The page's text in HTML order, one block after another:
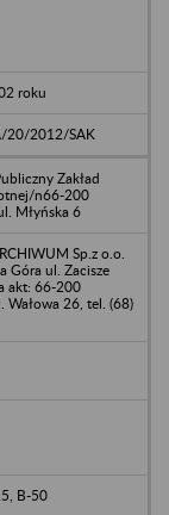
roku
20/2012/SAK
Zakład
n66-200
Młyńska 6
Sp.z o.o.
Góra ul. Zacisze
akt: 66-200
Wałowa 26, tel. (68)
B-50